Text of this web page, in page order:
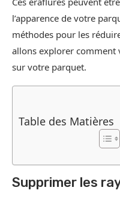
l’apparence de votre
méthodes pour les
allons explorer comment
sur votre parquet.
Table des Matières
Supprimer les